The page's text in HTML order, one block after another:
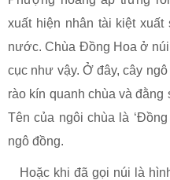
xuất hiện nhân tài kiệt
nước. Chùa Đồng Hoa ở
cục như vậy. Ở đây, cây
rào kín quanh chùa và đằng
Tên của ngôi chùa là
ngô đồng.
Hoặc khi đã gọi núi là